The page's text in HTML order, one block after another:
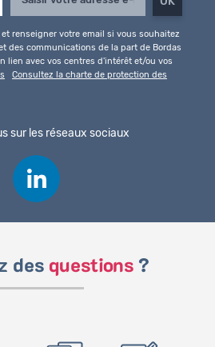
renseigner votre email si vous souhaitez
des communications de la part de Bordas
lien avec vos centres d'intérêt et/ou vos
Consultez la charte de protection des
sur les réseaux sociaux
des questions ?